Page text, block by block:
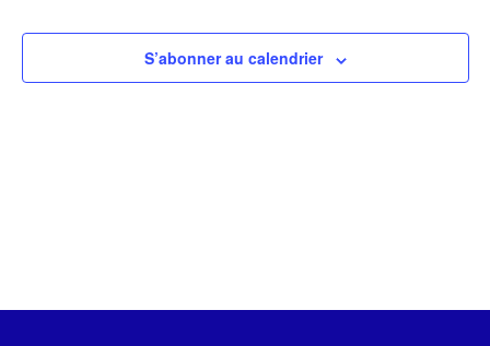
S’abonner au calendrier